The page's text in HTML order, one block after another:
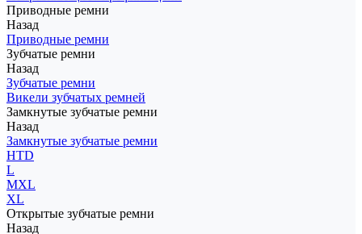
Приводные ремни
Назад
Приводные ремни
Зубчатые ремни
Назад
Зубчатые ремни
Викели зубчатых ремней
Замкнутые зубчатые ремни
Назад
Замкнутые зубчатые ремни
HTD
L
MXL
XL
Открытые зубчатые ремни
Назад